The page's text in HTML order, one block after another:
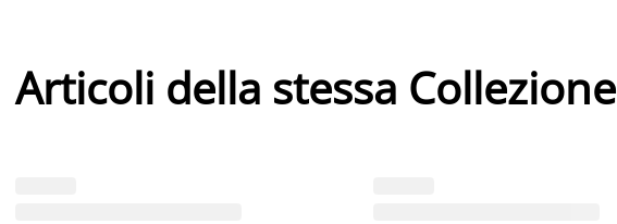
Articoli della stessa Collezione